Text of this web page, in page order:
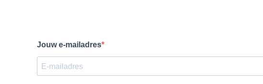
Jouw e-mailadres